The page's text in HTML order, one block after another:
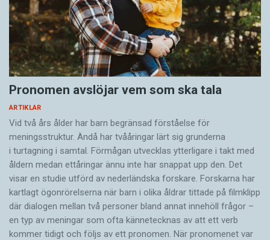
Pronomen avslöjar vem som ska tala
ARTIKLAR
Vid två års ålder har barn begränsad förståelse för
meningsstruktur. Ändå har tvååringar lärt sig grunderna
i turtagning i samtal. Förmågan utvecklas ytterligare i takt med
åldern medan ettåringar ännu inte har snappat upp den. Det
visar en studie utförd av nederländska forskare. Forskarna har
kartlagt ögonrörelserna när barn i olika åldrar tittade på filmklipp
där dialogen mellan två personer bland annat innehöll frågor –
en typ av meningar som ofta kännetecknas av att ett verb
kommer tidigt och följs av ett pronomen. När pronomenet var